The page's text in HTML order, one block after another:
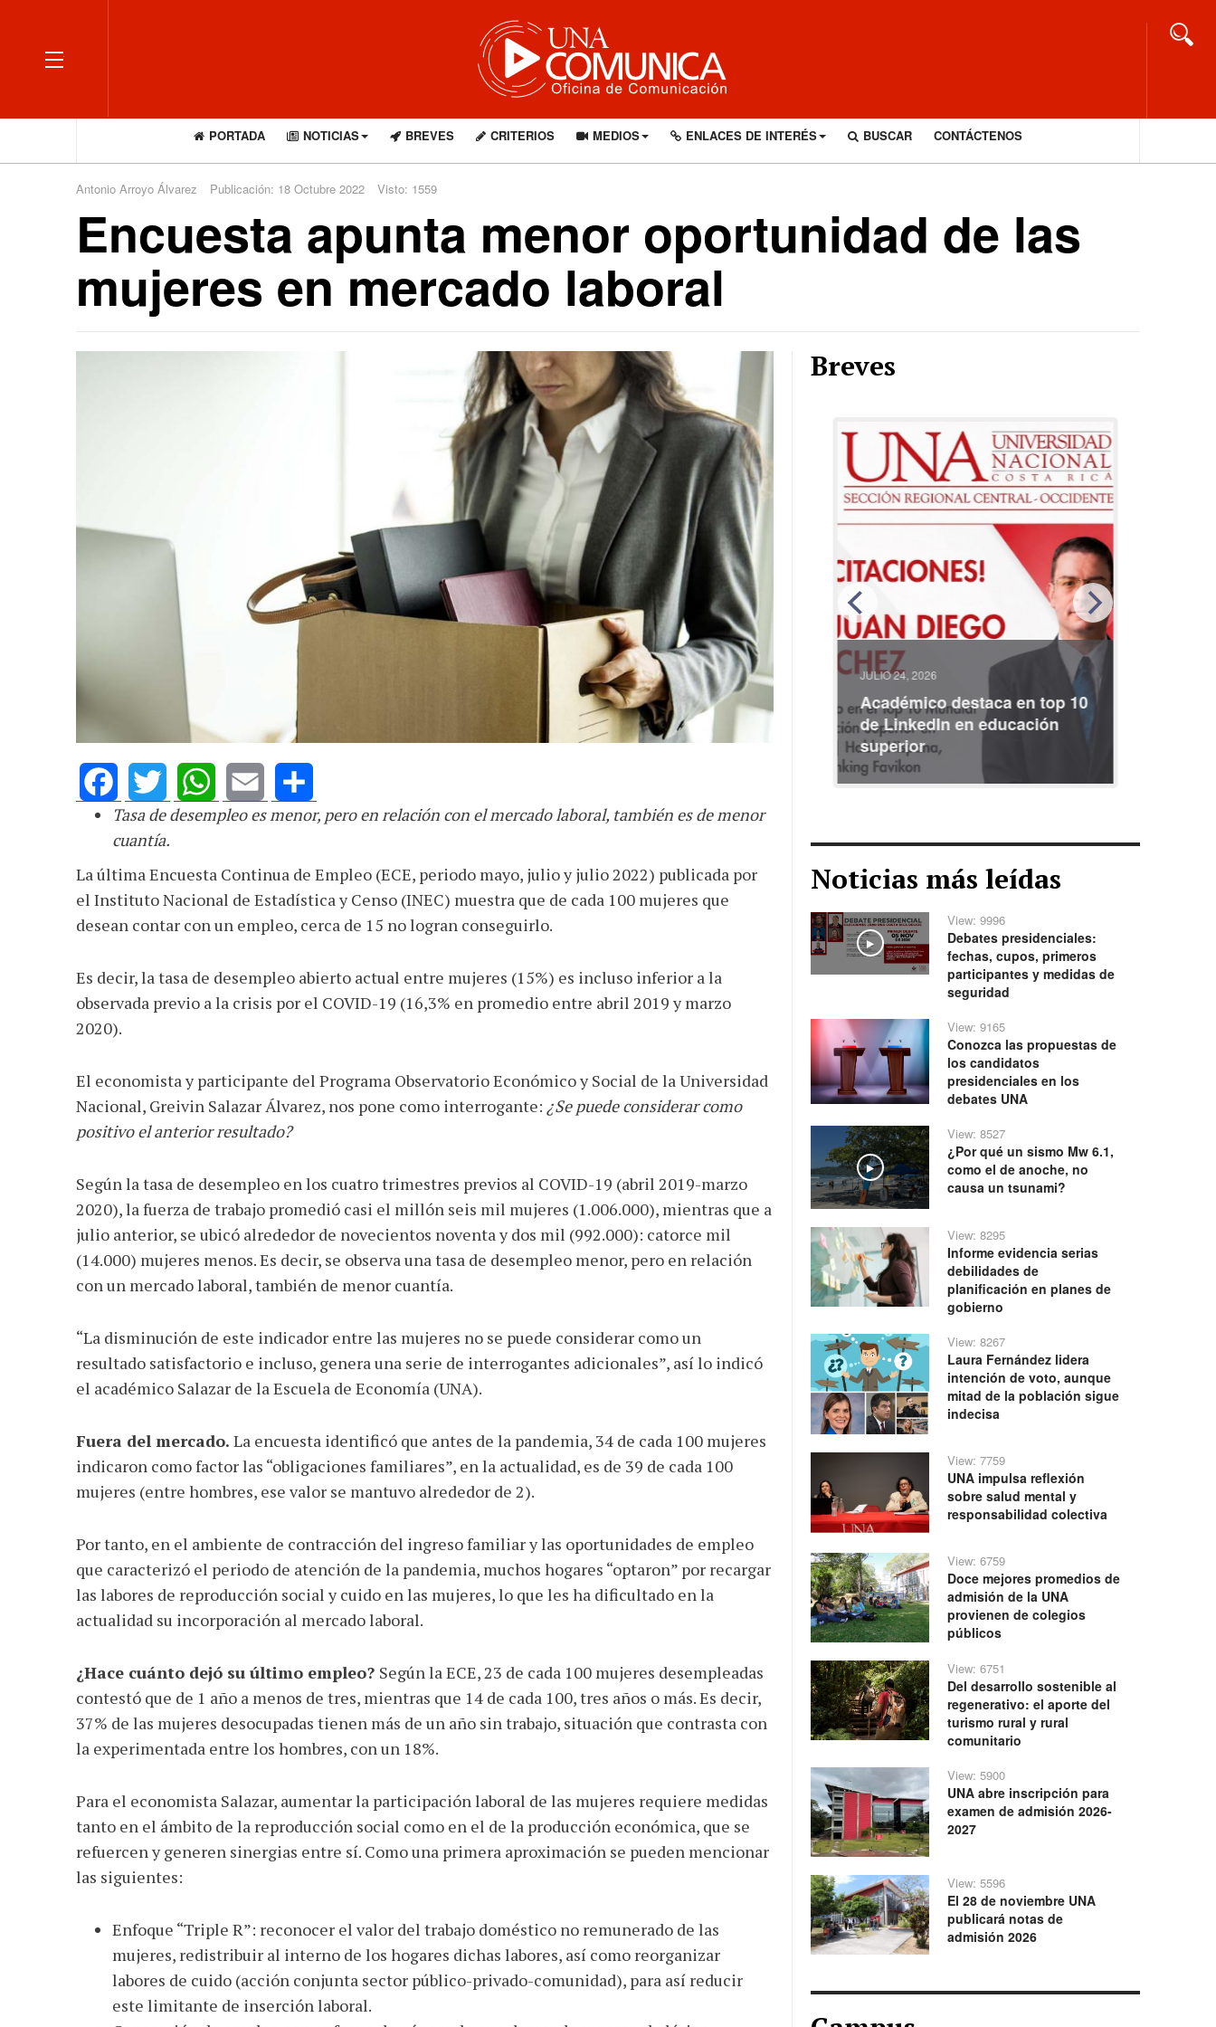
OFF CANVAS
PORTADA NOTICIAS BREVES CRITERIOS MEDIOS ENLACES DE INTERÉS BUSCAR CONTÁCTENOS
Antonio Arroyo Álvarez Publicación: 18 Octubre 2022 Visto: 1559
Encuesta apunta menor oportunidad de las
mujeres en mercado laboral
FacebookTwitterWhatsApp
Email Share
Tasa de desempleo es menor, pero en relación con el mercado laboral, también es de menor
cuantía.
La última Encuesta Continua de Empleo (ECE, periodo mayo, julio y julio 2022) publicada por
el Instituto Nacional de Estadística y Censo (INEC) muestra que de cada 100 mujeres que
desean contar con un empleo, cerca de 15 no logran conseguirlo.
Es decir, la tasa de desempleo abierto actual entre mujeres (15%) es incluso inferior a la
observada previo a la crisis por el COVID-19 (16,3% en promedio entre abril 2019 y marzo
2020).
El economista y participante del Programa Observatorio Económico y Social de la Universidad
Nacional, Greivin Salazar Álvarez, nos pone como interrogante: ¿Se puede considerar como
positivo el anterior resultado?
Según la tasa de desempleo en los cuatro trimestres previos al COVID-19 (abril 2019-marzo
2020), la fuerza de trabajo promedió casi el millón seis mil mujeres (1.006.000), mientras que a
julio anterior, se ubicó alrededor de novecientos noventa y dos mil (992.000): catorce mil
(14.000) mujeres menos. Es decir, se observa una tasa de desempleo menor, pero en relación
con un mercado laboral, también de menor cuantía.
“La disminución de este indicador entre las mujeres no se puede considerar como un
resultado satisfactorio e incluso, genera una serie de interrogantes adicionales”, así lo indicó
el académico Salazar de la Escuela de Economía (UNA).
Fuera del mercado. La encuesta identificó que antes de la pandemia, 34 de cada 100 mujeres
indicaron como factor las “obligaciones familiares”, en la actualidad, es de 39 de cada 100
mujeres (entre hombres, ese valor se mantuvo alrededor de 2).
Por tanto, en el ambiente de contracción del ingreso familiar y las oportunidades de empleo
que caracterizó el periodo de atención de la pandemia, muchos hogares “optaron” por recargar
las labores de reproducción social y cuido en las mujeres, lo que les ha dificultado en la
actualidad su incorporación al mercado laboral.
¿Hace cuánto dejó su último empleo? Según la ECE, 23 de cada 100 mujeres desempleadas
contestó que de 1 año a menos de tres, mientras que 14 de cada 100, tres años o más. Es decir,
37% de las mujeres desocupadas tienen más de un año sin trabajo, situación que contrasta con
la experimentada entre los hombres, con un 18%.
Para el economista Salazar, aumentar la participación laboral de las mujeres requiere medidas
tanto en el ámbito de la reproducción social como en el de la producción económica, que se
refuercen y generen sinergias entre sí. Como una primera aproximación se pueden mencionar
las siguientes:
Enfoque “Triple R”: reconocer el valor del trabajo doméstico no remunerado de las
mujeres, redistribuir al interno de los hogares dichas labores, así como reorganizar
labores de cuido (acción conjunta sector público-privado-comunidad), para así reducir
este limitante de inserción laboral.
Breves
AGOSTO 05, 2026
Consejo Universitario llama a
defender la democracia
JULIO 24, 2026
Rechazo al reparto desigual
de ganancias es mayor
cuando hubo esfuerzo
JULIO 24, 2026
Académico destaca en top 10
de LinkedIn en educación
superior
Noticias más leídas
Play
View: 9996
Debates presidenciales:
fechas, cupos, primeros
participantes y medidas de
seguridad
View: 9165
Conozca las propuestas de
los candidatos
presidenciales en los
debates UNA
Play
View: 8527
¿Por qué un sismo Mw 6.1,
como el de anoche, no
causa un tsunami?
View: 8295
Informe evidencia serias
debilidades de
planificación en planes de
gobierno
View: 8267
Laura Fernández lidera
intención de voto, aunque
mitad de la población sigue
indecisa
View: 7759
UNA impulsa reflexión
sobre salud mental y
responsabilidad colectiva
View: 6759
Doce mejores promedios de
admisión de la UNA
provienen de colegios
públicos
View: 6751
Del desarrollo sostenible al
regenerativo: el aporte del
turismo rural y rural
comunitario
View: 5900
UNA abre inscripción para
examen de admisión 2026-
2027
View: 5596
El 28 de noviembre UNA
publicará notas de
admisión 2026